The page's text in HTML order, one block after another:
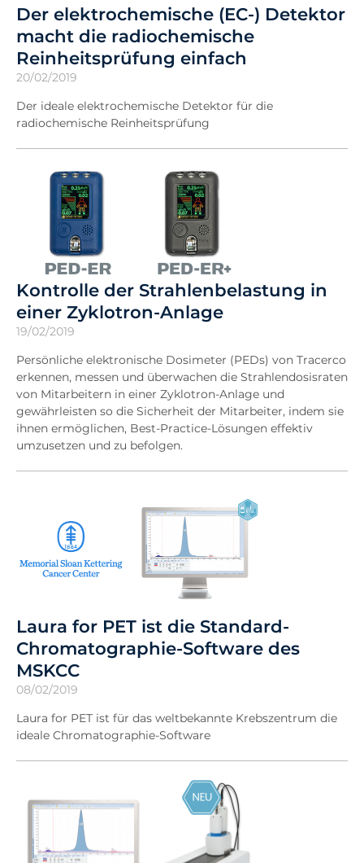
Der elektrochemische (EC-) Detektor
macht die radiochemische
Reinheitsprüfung einfach
20/02/2019
Der ideale elektrochemische Detektor für die
radiochemische Reinheitsprüfung
Kontrolle der Strahlenbelastung in
einer Zyklotron-Anlage
19/02/2019
Persönliche elektronische Dosimeter (PEDs) von Tracerco
erkennen, messen und überwachen die Strahlendosisraten
von Mitarbeitern in einer Zyklotron-Anlage und
gewährleisten so die Sicherheit der Mitarbeiter, indem sie
ihnen ermöglichen, Best-Practice-Lösungen effektiv
umzusetzen und zu befolgen.
Laura for PET ist die Standard-
Chromatographie-Software des
MSKCC
08/02/2019
Laura for PET ist für das weltbekannte Krebszentrum die
ideale Chromatographie-Software